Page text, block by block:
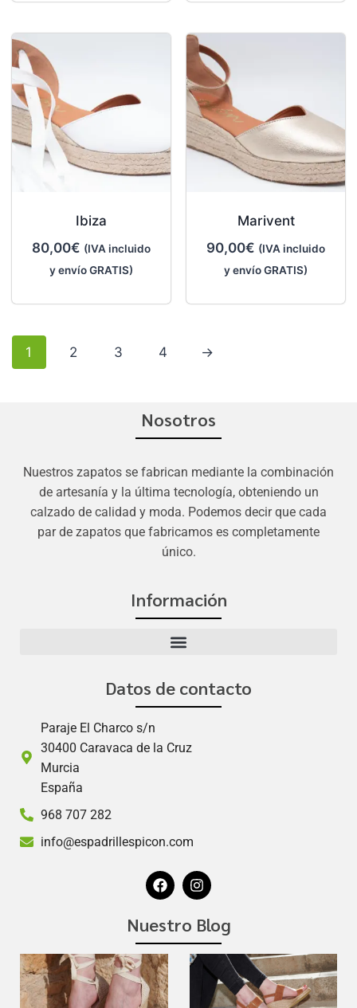
Ibiza
80,00€ (IVA incluido
y envío GRATIS)
Marivent
90,00€ (IVA incluido
y envío GRATIS)
1 2 3 4 →
Nosotros
Nuestros zapatos se fabrican mediante la combinación
de artesanía y la última tecnología, obteniendo un
calzado de calidad y moda. Podemos decir que cada
par de zapatos que fabricamos es completamente
único.
Información
Datos de contacto
Paraje El Charco s/n
30400 Caravaca de la Cruz
Murcia
España
968 707 282
info@espadrillespicon.com
Nuestro Blog
Las
alpargatas
con cuña